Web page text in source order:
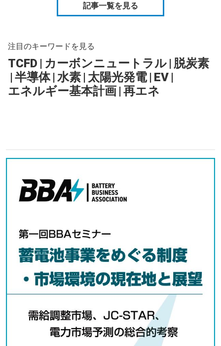
記事一覧を見る
注目のキーワードを見る
TCFD | カーボンニュートラル | 脱炭素
|半導体 |水素 | 太陽光発電 | EV |
エネルギー基本計画 |再エネ